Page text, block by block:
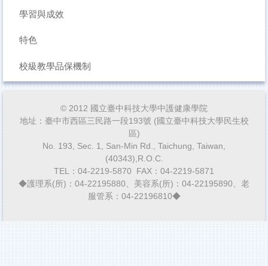
學習與成效
特色
校級教學品保機制
© 2012 國立臺中科技大學中護健康學院
地址：臺中市西區三民路一段193號 (國立臺中科技大學民生校
區)
No. 193, Sec. 1, San-Min Rd., Taichung, Taiwan,
(40343),R.O.C.
TEL：04-2219-5870 FAX：04-2219-5871
◆護理系(所)：04-22195880、美容系(所)：04-22195890、老
服管系：04-22196810◆